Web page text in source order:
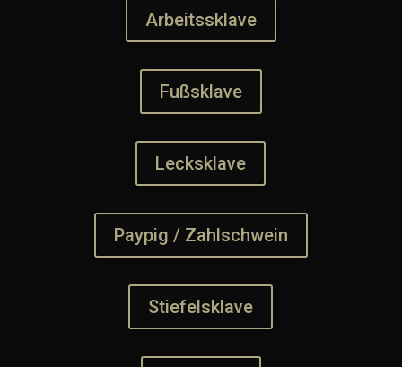
Arbeitssklave
Fußsklave
Lecksklave
Paypig / Zahlschwein
Stiefelsklave